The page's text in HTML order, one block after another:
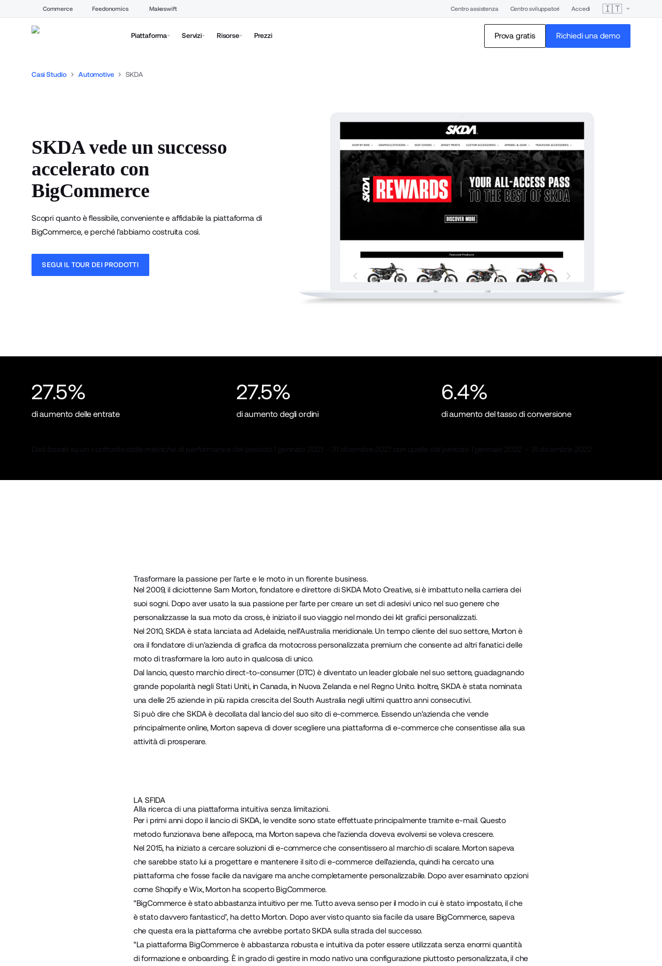
Commerce Feedonomics Makeswift Centro assistenza Centro sviluppatori Accedi 🇮🇹
Piattaforma Servizi Risorse Prezzi Prova gratis Richiedi una demo
Casi Studio Automotive SKDA
SKDA vede un successo
accelerato con
BigCommerce
Scopri quanto è flessibile, conveniente e affidabile la piattaforma di
BigCommerce, e perché l'abbiamo costruita così.
SEGUI IL TOUR DEI PRODOTTI
27.5%
di aumento delle entrate
27.5%
di aumento degli ordini
6.4%
di aumento del tasso di conversione
Dati basati su un confronto delle metriche di performance del periodo 1 gennaio 2021 – 31 dicembre 2021 con quelle del periodo 1 gennaio 2022 – 31 dicembre 2022.
Trasformare la passione per l'arte e le moto in un fiorente business.
Nel 2009, il diciottenne Sam Morton, fondatore e direttore diSKDA Moto Creative, si è imbattuto nella carriera dei
suoi sogni. Dopo aver usato la sua passione per l'arte per creare un set di adesivi unico nel suo genere che
personalizzasse la sua moto da cross, è iniziato il suo viaggio nel mondo dei kit grafici personalizzati.
Nel 2010, SKDA è stata lanciata ad Adelaide, nell'Australia meridionale. Un tempo cliente del suo settore, Morton è
ora il fondatore di un'azienda di grafica da motocross personalizzata premium che consente ad altri fanatici delle
moto di trasformare la loro auto in qualcosa di unico.
Dal lancio, questo marchio direct-to-consumer (DTC) è diventato un leader globale nel suo settore, guadagnando
grande popolarità negli Stati Uniti, in Canada, in Nuova Zelanda e nel Regno Unito. Inoltre, SKDA è stata nominata
una delle 25 aziende in più rapida crescita del South Australia negli ultimi quattro anni consecutivi.
Si può dire che SKDA è decollata dal lancio del suo sito di e-commerce. Essendo un'azienda che vende
principalmente online, Morton sapeva di dover scegliere una piattaforma di e-commerce che consentisse alla sua
attività di prosperare.
LA SFIDA
Alla ricerca di una piattaforma intuitiva senza limitazioni.
Per i primi anni dopo il lancio di SKDA, le vendite sono state effettuate principalmente tramite e-mail. Questo
metodo funzionava bene all'epoca, ma Morton sapeva che l'azienda doveva evolversi se voleva crescere.
Nel 2015, ha iniziato a cercare soluzioni di e-commerce che consentissero al marchio di scalare. Morton sapeva
che sarebbe stato lui a progettare e mantenere il sito di e-commerce dell'azienda, quindi ha cercato una
piattaforma che fosse facile da navigare ma anche completamente personalizzabile. Dopo aver esaminato opzioni
come Shopify e Wix, Morton ha scoperto BigCommerce.
"BigCommerce è stato abbastanza intuitivo per me. Tutto aveva senso per il modo in cui è stato impostato, il che
è stato davvero fantastico", ha detto Morton. Dopo aver visto quanto sia facile da usare BigCommerce, sapeva
che questa era la piattaforma che avrebbe portato SKDA sulla strada del successo.
"La piattaforma BigCommerce è abbastanza robusta e intuitiva da poter essere utilizzata senza enormi quantità
di formazione e onboarding. È in grado di gestire in modo nativo una configurazione piuttosto personalizzata, il che